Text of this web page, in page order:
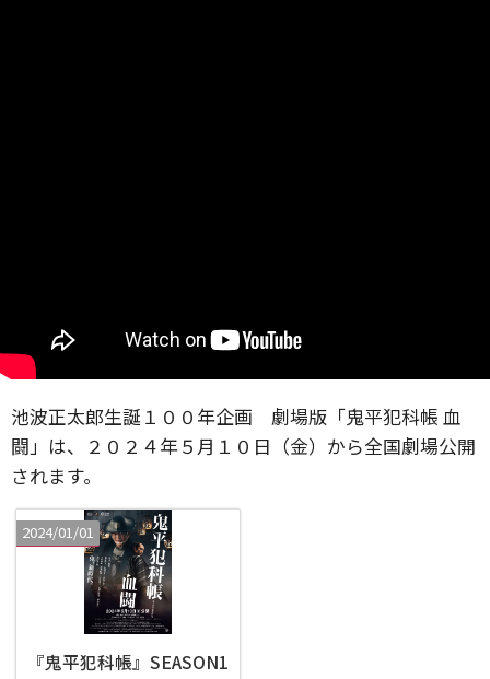
池波正太郎生誕１００年企画 劇場版「鬼平犯科帳 血
闘」は、２０２４年５月１０日（金）から全国劇場公開
されます。
2024/01/01
『鬼平犯科帳』SEASON1